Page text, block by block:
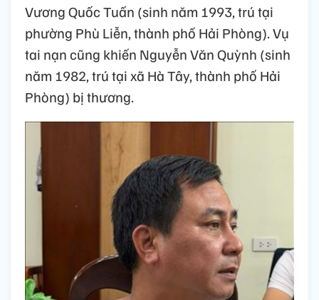
Vương Quốc Tuấn (sinh năm 1993, trú tại
phường Phù Liễn, thành phố Hải Phòng). Vụ
tai nạn cũng khiến Nguyễn Văn Quỳnh (sinh
năm 1982, trú tại xã Hà Tây, thành phố Hải
Phòng) bị thương.